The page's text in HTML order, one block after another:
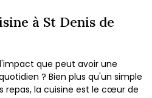
à St Denis de
que peut avoir une
? Bien plus qu'un simple
repas, la cuisine est le cœur de